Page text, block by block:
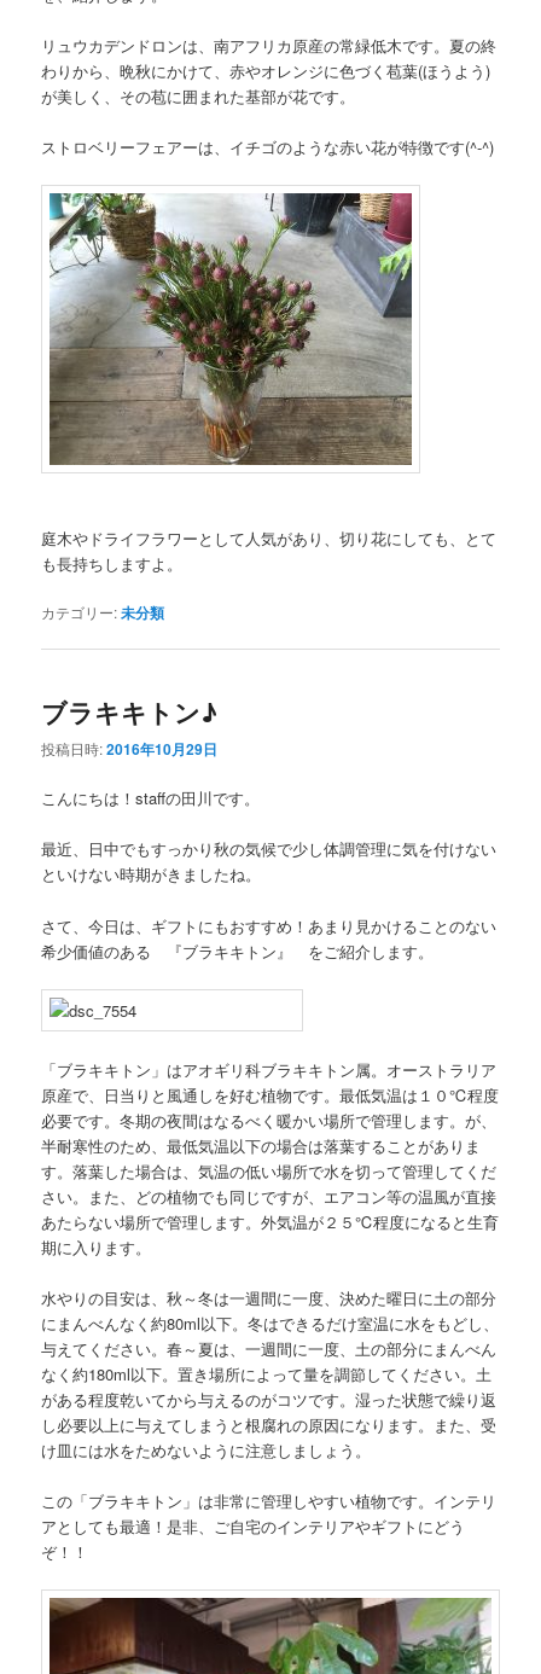
リュウカデンドロンは、南アフリカ原産の常緑低木です。夏の終
わりから、晩秋にかけて、赤やオレンジに色づく苞葉(ほうよう)
が美しく、その苞に囲まれた基部が花です。
ストロベリーフェアーは、イチゴのような赤い花が特徴です(^-^)
庭木やドライフラワーとして人気があり、切り花にしても、とて
も長持ちしますよ。
カテゴリー:未分類
ブラキキトン♪
投稿日時:2016年10月29日
こんにちは！staffの田川です。
最近、日中でもすっかり秋の気候で少し体調管理に気を付けない
といけない時期がきましたね。
さて、今日は、ギフトにもおすすめ！あまり見かけることのない
希少価値のある 『ブラキキトン』 をご紹介します。
「ブラキキトン」はアオギリ科ブラキキトン属。オーストラリア
原産で、日当りと風通しを好む植物です。最低気温は１０℃程度
必要です。冬期の夜間はなるべく暖かい場所で管理します。が、
半耐寒性のため、最低気温以下の場合は落葉することがありま
す。落葉した場合は、気温の低い場所で水を切って管理してくだ
さい。また、どの植物でも同じですが、エアコン等の温風が直接
あたらない場所で管理します。外気温が２５℃程度になると生育
期に入ります。
水やりの目安は、秋～冬は一週間に一度、決めた曜日に土の部分
にまんべんなく約80ml以下。冬はできるだけ室温に水をもどし、
与えてください。春～夏は、一週間に一度、土の部分にまんべん
なく約180ml以下。置き場所によって量を調節してください。土
がある程度乾いてから与えるのがコツです。湿った状態で繰り返
し必要以上に与えてしまうと根腐れの原因になります。また、受
け皿には水をためないように注意しましょう。
この「ブラキキトン」は非常に管理しやすい植物です。インテリ
アとしても最適！是非、ご自宅のインテリアやギフトにどう
ぞ！！